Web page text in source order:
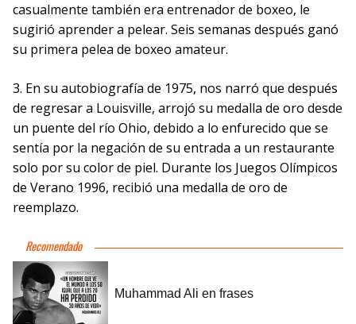
casualmente también era entrenador de boxeo, le
sugirió aprender a pelear. Seis semanas después ganó
su primera pelea de boxeo amateur.
3. En su autobiografía de 1975, nos narró que después
de regresar a Louisville, arrojó su medalla de oro desde
un puente del río Ohio, debido a lo enfurecido que se
sentía por la negación de su entrada a un restaurante
solo por su color de piel. Durante los Juegos Olímpicos
de Verano 1996, recibió una medalla de oro de
reemplazo.